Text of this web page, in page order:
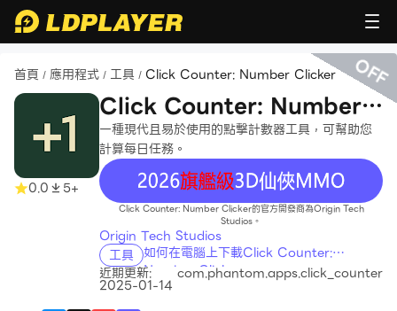
首頁 / 應用程式 / 工具 / Click Counter: Number Clicker
0.0 5+
Click Counter: Number
Clicker
一種現代且易於使用的點擊計數器工具，可幫助您
計算每日任務。
recommend
Click Counter: Number Clicker的官方開發商為Origin Tech
Studios。
Origin Tech Studios
工具 如何在電腦上下載Click Counter:
Number Clicker
近期更新:
2025-01-14
com.phantom.apps.click_counter
OFF